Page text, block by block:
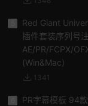
Red Giant
插件套装序列号
AE/PR/FCPX/
(Win&Mac)
1341
PR字幕模板 94